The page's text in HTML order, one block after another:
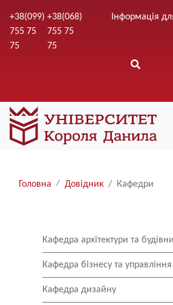
до
+38(099)
755 75
75
+38(068)
755 75
75
Інформація
Рядки
Головна Довідник Кафедри
Кафедра архітектури та
Кафедра бізнесу та управління
Кафедра дизайну